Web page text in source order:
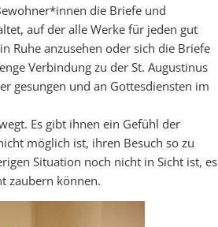
die Briefe und
auf der alle Werke für jeden gut
Ruhe anzusehen oder sich die Briefe
Verbindung zu der St. Augustinus
gesungen und an Gottesdiensten im
Es gibt ihnen ein Gefühl der
möglich ist, ihren Besuch so zu
Situation noch nicht in Sicht ist, es
zaubern können.